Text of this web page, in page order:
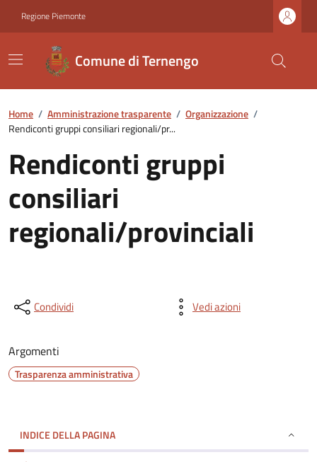
Regione Piemonte
Comune di Ternengo
Home / Amministrazione trasparente / Organizzazione /
Rendiconti gruppi consiliari regionali/pr...
Rendiconti gruppi
consiliari
regionali/provinciali
Condividi Vedi azioni
Argomenti
Trasparenza amministrativa
INDICE DELLA PAGINA